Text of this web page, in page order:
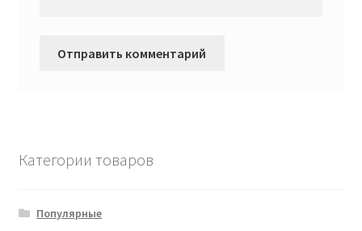
Категории товаров
Популярные